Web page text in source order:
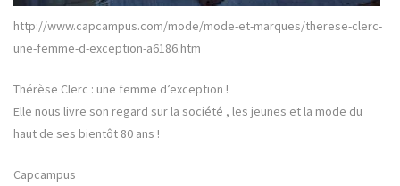
http://www.capcampus.com/mode/mode-et-marques/therese-clerc-
une-femme-d-exception-a6186.htm
Thérèse Clerc : une femme d’exception !
Elle nous livre son regard sur la société , les jeunes et la mode du
haut de ses bientôt 80 ans !
Capcampus